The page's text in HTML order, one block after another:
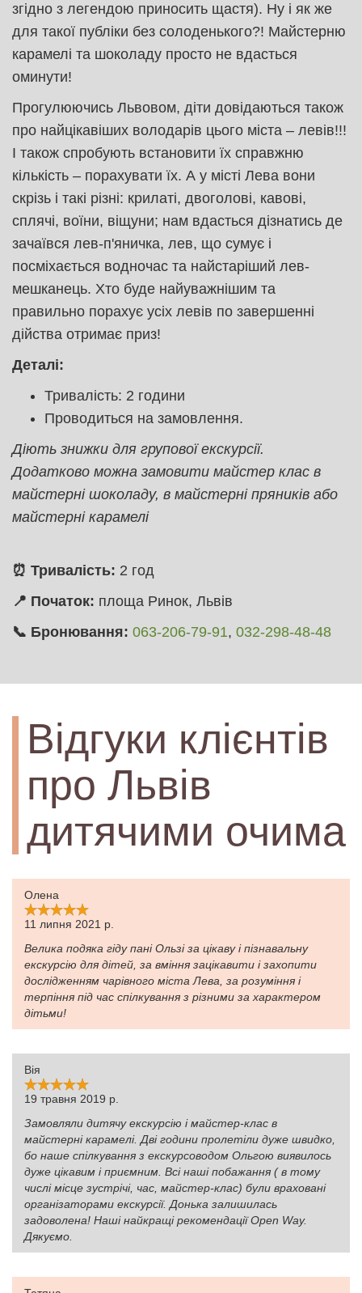
згідно з легендою приносить щастя). Ну і як же
для такої публіки без солоденького?! Майстерню
карамелі та шоколаду просто не вдасться
оминути!
Прогулюючись Львовом, діти довідаються також
про найцікавіших володарів цього міста – левів!!!
І також спробують встановити їх справжню
кількість – порахувати їх. А у місті Лева вони
скрізь і такі різні: крилаті, двоголові, кавові,
сплячі, воїни, віщуни; нам вдасться дізнатись де
зачаївся лев-п'яничка, лев, що сумує і
посміхається водночас та найстаріший лев-
мешканець. Хто буде найуважнішим та
правильно порахує усіх левів по завершенні
дійства отримає приз!
Деталі:
Тривалість: 2 години
Проводиться на замовлення.
Діють знижки для групової екскурсії.
Додатково можна замовити майстер клас в
майстерні шоколаду, в майстерні пряників або
майстерні карамелі
⏰ Тривалість: 2 год
📍 Початок: площа Ринок, Львів
📞 Бронювання: 063-206-79-91, 032-298-48-48
Відгуки клієнтів
про Львів
дитячими очима
Олена
11 липня 2021 р.
Велика подяка гіду пані Ользі за цікаву і пізнавальну
екскурсію для дітей, за вміння зацікавити і захопити
дослідженням чарівного міста Лева, за розуміння і
терпіння під час спілкування з різними за характером
дітьми!
Вія
19 травня 2019 р.
Замовляли дитячу екскурсію і майстер-клас в
майстерні карамелі. Дві години пролетіли дуже швидко,
бо наше спілкування з екскурсоводом Ольгою виявилось
дуже цікавим і приємним. Всі наші побажання ( в тому
числі місце зустрічі, час, майстер-клас) були враховані
організаторами екскурсії. Донька залишилась
задоволена! Наші найкращі рекомендації Open Way.
Дякуємо.